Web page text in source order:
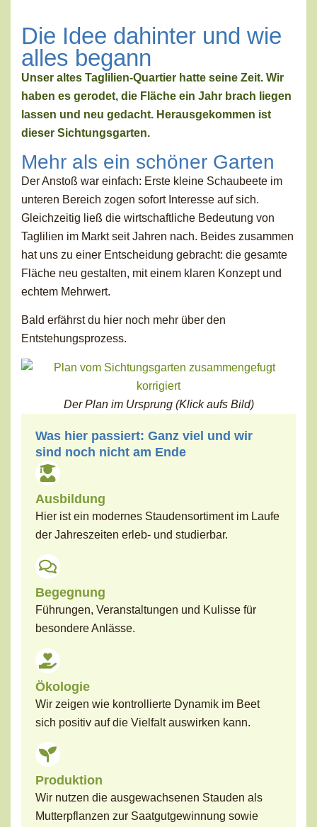
Die Idee dahinter und wie
alles begann
Unser altes Taglilien-Quartier hatte seine Zeit. Wir
haben es gerodet, die Fläche ein Jahr brach liegen
lassen und neu gedacht. Herausgekommen ist
dieser Sichtungsgarten.
Mehr als ein schöner Garten
Der Anstoß war einfach: Erste kleine Schaubeete im
unteren Bereich zogen sofort Interesse auf sich.
Gleichzeitig ließ die wirtschaftliche Bedeutung von
Taglilien im Markt seit Jahren nach. Beides zusammen
hat uns zu einer Entscheidung gebracht: die gesamte
Fläche neu gestalten, mit einem klaren Konzept und
echtem Mehrwert.
Bald erfährst du hier noch mehr über den
Entstehungsprozess.
Der Plan im Ursprung (Klick aufs Bild)
Was hier passiert: Ganz viel und wir
sind noch nicht am Ende
Ausbildung
Hier ist ein modernes Staudensortiment im Laufe
der Jahreszeiten erleb- und studierbar.
Begegnung
Führungen, Veranstaltungen und Kulisse für
besondere Anlässe.
Ökologie
Wir zeigen wie kontrollierte Dynamik im Beet
sich positiv auf die Vielfalt auswirken kann.
Produktion
Wir nutzen die ausgewachsenen Stauden als
Mutterpflanzen zur Saatgutgewinnung sowie